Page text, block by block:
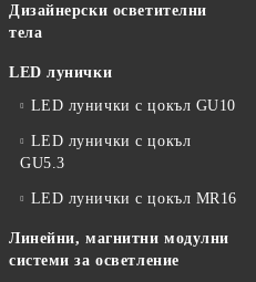
Дизайнерски осветителни
тела
LED лунички
LED лунички с цокъл GU10
LED лунички с цокъл
GU5.3
LED лунички с цокъл MR16
Линейни, магнитни модулни
системи за осветление